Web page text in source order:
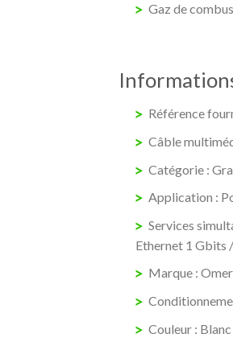
Gaz de
Référence
Câble
Catégorie :
Application :
Services
Ethernet 1 Gbits
Marque :
Couleur : Blanc